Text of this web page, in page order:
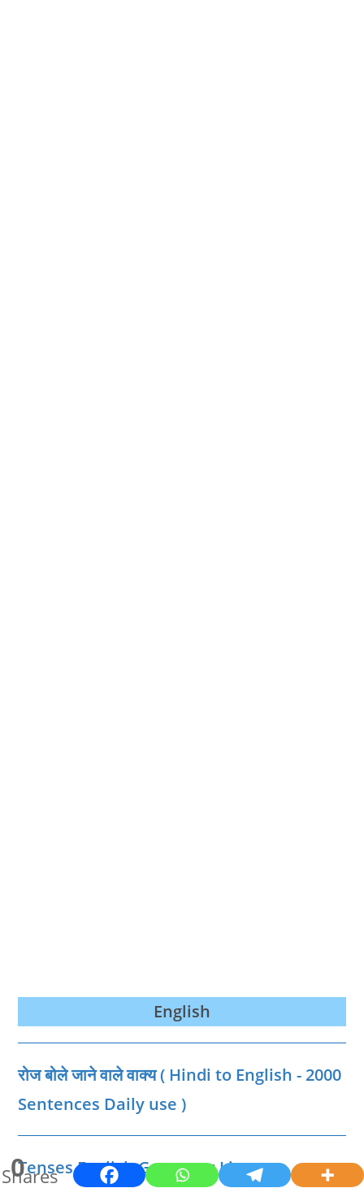
0
Shares
English
रोज बोले जाने वाले वाक्‍य ( Hindi to English - 2000
Sentences Daily use )
Tenses English Grammar List